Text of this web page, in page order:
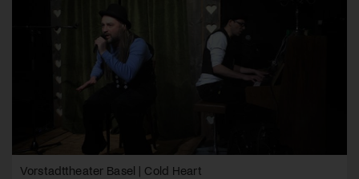
Vorstadttheater Basel | Cold Heart